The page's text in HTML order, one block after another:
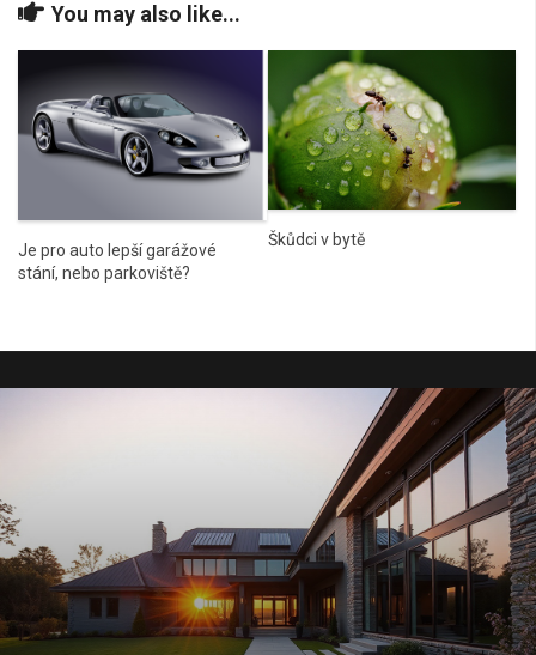
You may also like...
Je pro auto lepší garážové
stání, nebo parkoviště?
Škůdci v bytě